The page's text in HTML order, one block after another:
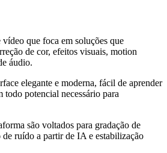
que foca em soluções que
de cor, efeitos visuais, motion
áudio.
elegante e moderna, fácil de aprender
todo potencial necessário para
são voltados para gradação de
de ruído a partir de IA e estabilização